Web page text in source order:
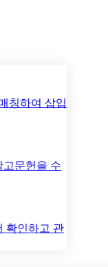
칭하여 삽입
고문헌을 수
확인하고 관